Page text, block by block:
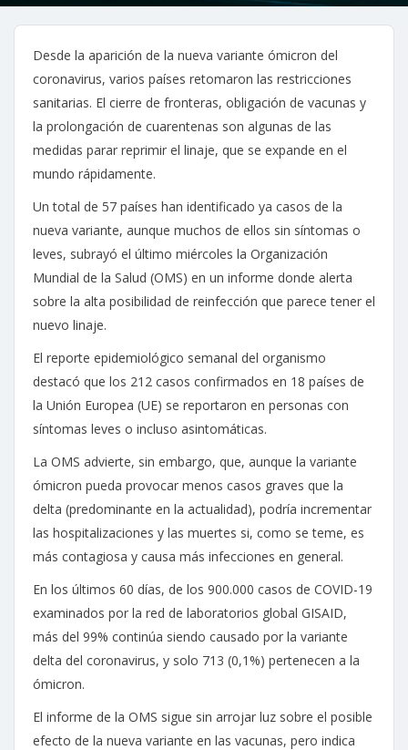
Desde la aparición de la nueva variante ómicron del
coronavirus, varios países retomaron las restricciones
sanitarias. El cierre de fronteras, obligación de vacunas y
la prolongación de cuarentenas son algunas de las
medidas parar reprimir el linaje, que se expande en el
mundo rápidamente.
Un total de 57 países han identificado ya casos de la
nueva variante, aunque muchos de ellos sin síntomas o
leves, subrayó el último miércoles la Organización
Mundial de la Salud (OMS) en un informe donde alerta
sobre la alta posibilidad de reinfección que parece tener el
nuevo linaje.
El reporte epidemiológico semanal del organismo
destacó que los 212 casos confirmados en 18 países de
la Unión Europea (UE) se reportaron en personas con
síntomas leves o incluso asintomáticas.
La OMS advierte, sin embargo, que, aunque la variante
ómicron pueda provocar menos casos graves que la
delta (predominante en la actualidad), podría incrementar
las hospitalizaciones y las muertes si, como se teme, es
más contagiosa y causa más infecciones en general.
En los últimos 60 días, de los 900.000 casos de COVID-19
examinados por la red de laboratorios global GISAID,
más del 99% continúa siendo causado por la variante
delta del coronavirus, y solo 713 (0,1%) pertenecen a la
ómicron.
El informe de la OMS sigue sin arrojar luz sobre el posible
efecto de la nueva variante en las vacunas, pero indica